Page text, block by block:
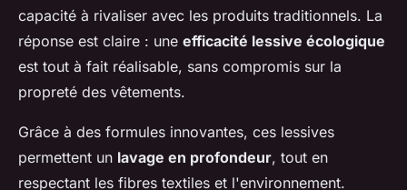
capacité à rivaliser avec les produits traditionnels. La
réponse est claire : une efficacité lessive écologique
est tout à fait réalisable, sans compromis sur la
propreté des vêtements.
Grâce à des formules innovantes, ces lessives
permettent un lavage en profondeur, tout en
respectant les fibres textiles et l'environnement.